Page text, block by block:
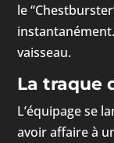
le
vaisseau.
La traque
L’équipage se
avoir affaire à